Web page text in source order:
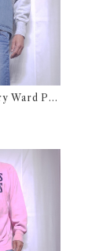
Ward PU
Ski Ves
ワード 中